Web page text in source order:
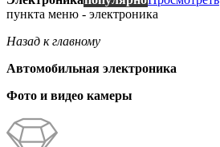
пункта меню - электроника
Назад к главному
Автомобильная электроника
Фото и видео камеры